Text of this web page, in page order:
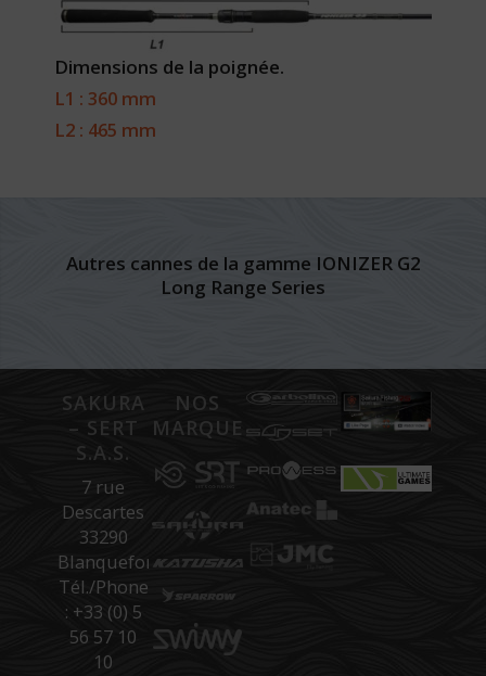
Dimensions de la poignée.
L1 : 360 mm
L2 : 465 mm
Autres cannes de la gamme IONIZER G2
Long Range Series
SAKURA
– SERT
S.A.S.
7 rue
Descartes
33290
Blanquefort
Tél./Phone
: +33 (0) 5
56 57 10
10
NOS
MARQUES